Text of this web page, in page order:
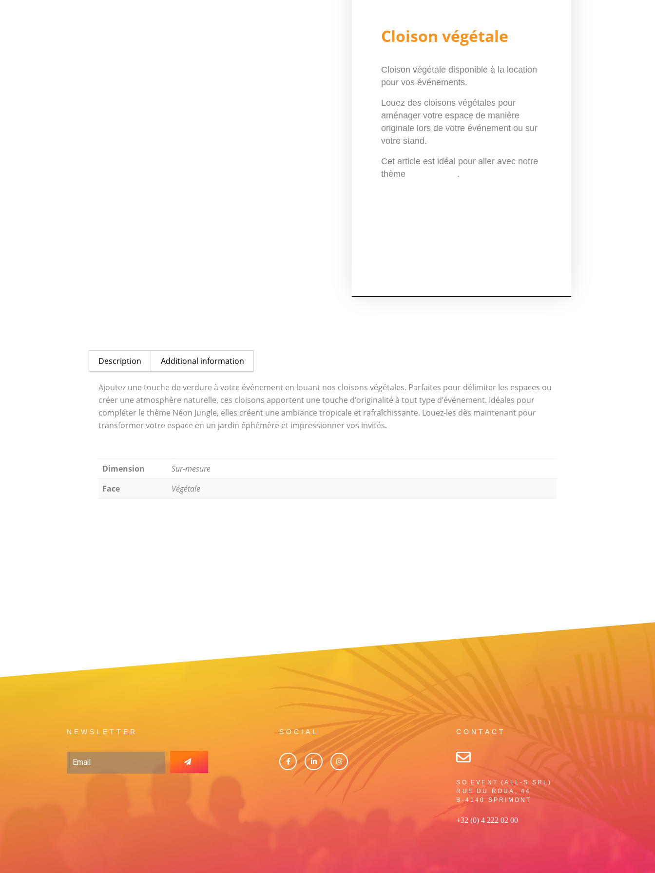
Cloison végétale
Cloison végétale disponible à la location
pour vos événements.
Louez des cloisons végétales pour
aménager votre espace de manière
originale lors de votre événement ou sur
votre stand.
Cet article est idéal pour aller avec notre
thème
.
Description Additional information
Ajoutez une touche de verdure à votre événement en louant nos cloisons végétales. Parfaites pour délimiter les espaces ou
créer une atmosphère naturelle, ces cloisons apportent une touche d’originalité à tout type d’événement. Idéales pour
compléter le thème Néon Jungle, elles créent une ambiance tropicale et rafraîchissante. Louez-les dès maintenant pour
transformer votre espace en un jardin éphémère et impressionner vos invités.
Dimension
Sur-mesure
Face
Végétale
NEWSLETTER SOCIAL CONTACT
SO EVENT (ALL-S SRL)
RUE DU ROUA, 44
B-4140 SPRIMONT
+32 (0) 4 222 02 00